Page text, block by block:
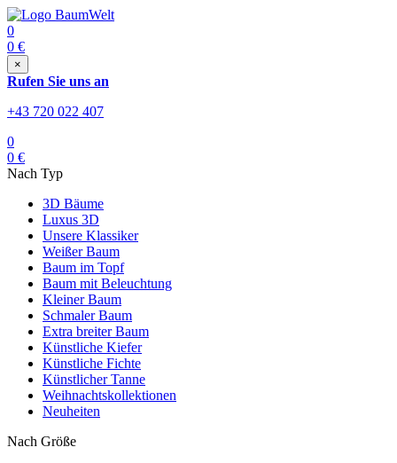
0
0 €
×
Rufen Sie uns an
+43 720 022 407
0
0 €
Nach Typ
3D Bäume
Luxus 3D
Unsere Klassiker
Weißer Baum
Baum im Topf
Baum mit Beleuchtung
Kleiner Baum
Schmaler Baum
Extra breiter Baum
Künstliche Kiefer
Künstliche Fichte
Künstlicher Tanne
Weihnachtskollektionen
Neuheiten
Nach Größe